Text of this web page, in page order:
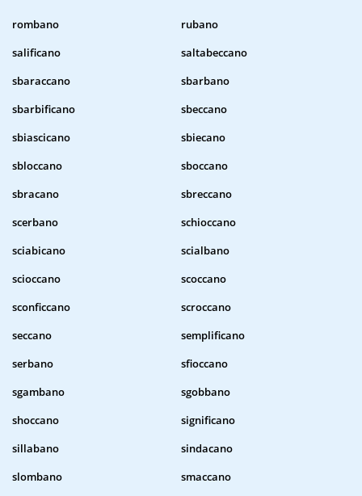
rombano
rubano
salificano
saltabeccano
sbaraccano
sbarbano
sbarbificano
sbeccano
sbiascicano
sbiecano
sbloccano
sboccano
sbracano
sbreccano
scerbano
schioccano
sciabicano
scialbano
scioccano
scoccano
sconficcano
scroccano
seccano
semplificano
serbano
sfioccano
sgambano
sgobbano
shoccano
significano
sillabano
sindacano
slombano
smaccano